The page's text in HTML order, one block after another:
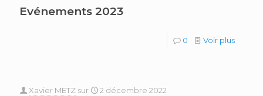
Evénements 2023
0 Voir plus
Xavier METZ sur 2 décembre 2022